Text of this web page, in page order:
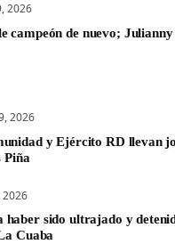
2026
campeón de nuevo; Julianny
2026
y Ejército RD llevan
Piña
2026
haber sido ultrajado y
Cuaba